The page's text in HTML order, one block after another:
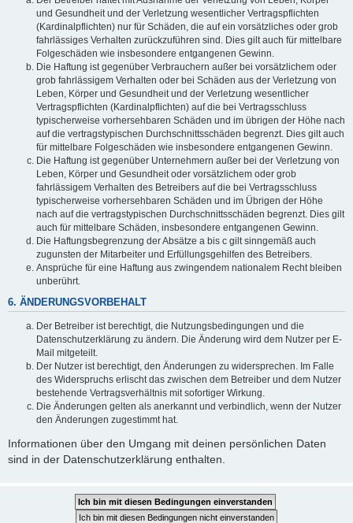
und Gesundheit und der Verletzung wesentlicher Vertragspflichten
(Kardinalpflichten) nur für Schäden, die auf ein vorsätzliches oder grob
fahrlässiges Verhalten zurückzuführen sind. Dies gilt auch für mittelbare
Folgeschäden wie insbesondere entgangenen Gewinn.
Die Haftung ist gegenüber Verbrauchern außer bei vorsätzlichem oder
grob fahrlässigem Verhalten oder bei Schäden aus der Verletzung von
Leben, Körper und Gesundheit und der Verletzung wesentlicher
Vertragspflichten (Kardinalpflichten) auf die bei Vertragsschluss
typischerweise vorhersehbaren Schäden und im übrigen der Höhe nach
auf die vertragstypischen Durchschnittsschäden begrenzt. Dies gilt auch
für mittelbare Folgeschäden wie insbesondere entgangenen Gewinn.
Die Haftung ist gegenüber Unternehmern außer bei der Verletzung von
Leben, Körper und Gesundheit oder vorsätzlichem oder grob
fahrlässigem Verhalten des Betreibers auf die bei Vertragsschluss
typischerweise vorhersehbaren Schäden und im Übrigen der Höhe
nach auf die vertragstypischen Durchschnittsschäden begrenzt. Dies gilt
auch für mittelbare Schäden, insbesondere entgangenen Gewinn.
Die Haftungsbegrenzung der Absätze a bis c gilt sinngemäß auch
zugunsten der Mitarbeiter und Erfüllungsgehilfen des Betreibers.
Ansprüche für eine Haftung aus zwingendem nationalem Recht bleiben
unberührt.
6. ÄNDERUNGSVORBEHALT
Der Betreiber ist berechtigt, die Nutzungsbedingungen und die
Datenschutzerklärung zu ändern. Die Änderung wird dem Nutzer per E-
Mail mitgeteilt.
Der Nutzer ist berechtigt, den Änderungen zu widersprechen. Im Falle
des Widerspruchs erlischt das zwischen dem Betreiber und dem Nutzer
bestehende Vertragsverhältnis mit sofortiger Wirkung.
Die Änderungen gelten als anerkannt und verbindlich, wenn der Nutzer
den Änderungen zugestimmt hat.
Informationen über den Umgang mit deinen persönlichen Daten
sind in der Datenschutzerklärung enthalten.